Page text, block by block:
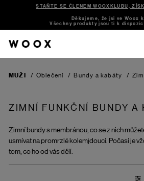
STAŇTE SE ČLENEM WOOXKLUBU,
Děkujeme, že jsi ve Woox
Všechny produkty jsou ti k
MUŽI / Oblečení / Bundy a kabáty /
ZIMNÍ FUNKČNÍ BUNDY A
Zimní bundy s membránou, co se z nich
usmívat na promrzlé kolemjdoucí. Počasí je
tom, co ho od vás dělí.